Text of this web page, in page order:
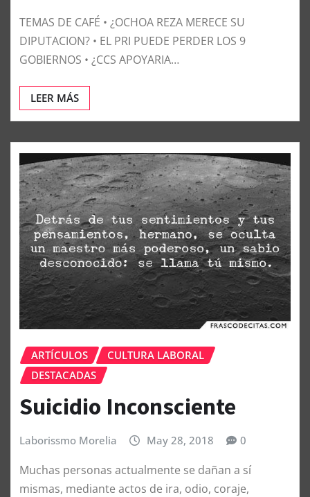
TEMAS DE CAFÉ • ¿OCHOA REZA MERECE SU
DIPUTACION? • EL PRI PUEDE PERDER LOS 9
GOBIERNOS • ¿CCS APOYARIA…
LEER MÁS
ARTÍCULOS
CULTURA LABORAL
DESTACADAS
Suicidio Inconsciente
Laborissmo Morelia May 28, 2018 0
Muchas personas actualmente se dañan a sí
mismas, mediante actos de ira, odio, coraje,